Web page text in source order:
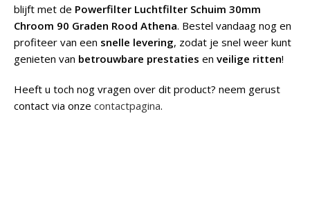
blijft met de Powerfilter Luchtfilter Schuim 30mm
Chroom 90 Graden Rood Athena. Bestel vandaag nog en
profiteer van een snelle levering, zodat je snel weer kunt
genieten van betrouwbare prestaties en veilige ritten!
Heeft u toch nog vragen over dit product? neem gerust
contact via onze contactpagina.